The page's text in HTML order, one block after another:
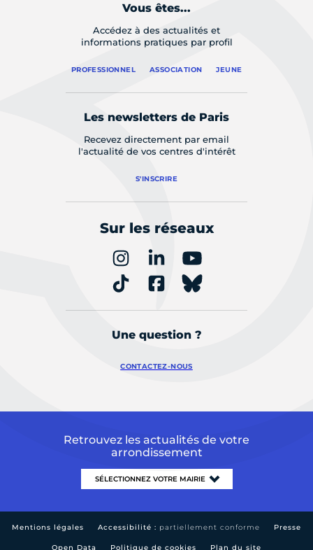
Vous êtes...
Accédez à des actualités et
informations pratiques par profil
PROFESSIONNEL ASSOCIATION JEUNE
Les newsletters de Paris
Recevez directement par email
l'actualité de vos centres d'intérêt
S'INSCRIRE
Sur les réseaux
Une question ?
CONTACTEZ-NOUS
Retrouvez les actualités de votre
arrondissement
Mentions légales Accessibilité : partiellement conforme Presse
Open Data Politique de cookies Plan du site